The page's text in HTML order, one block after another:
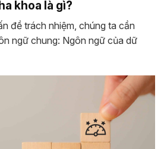
khoa là gì?
đề trách nhiệm, chúng ta cần
ngữ chung: Ngôn ngữ của dữ